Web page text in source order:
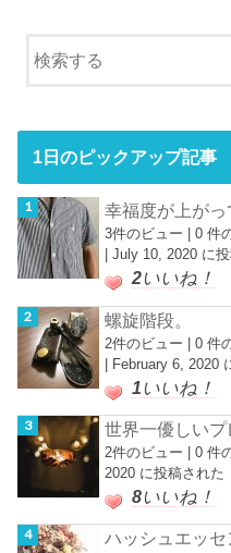
1日のピックアップ記事
幸福度が上がっ
3件のビュー |0 件
|July 10, 2020 に
2いいね！
螺旋階段。
2件のビュー |0 件
| February 6, 2020
1 いいね！
世界一優しいプ
2件のビュー |0 件
2020 に投稿された
8いいね！
ハッシュエッ